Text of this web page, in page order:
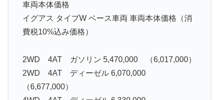
車両本体価格
イグアス タイプW ベース車両 車両本体価格（消
費税10%込み価格）
2WD 4AT ガソリン 5,470,000 （6,017,000）
2WD 4AT ディーゼル 6,070,000
（6,677,000）